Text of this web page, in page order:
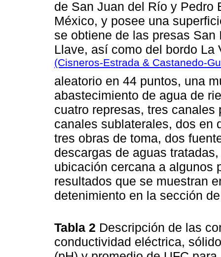
de San Juan del Río y Pedro
México, y posee una
se obtiene de las presas
Llave, así como del bordo La
(Cisneros-Estrada & Castanedo-
aleatorio en 44 puntos, una
abastecimiento de agua de
cuatro represas, tres
canales sublaterales, dos en
tres obras de toma, dos
descargas de aguas
ubicación cercana a algunos
resultados que se muestran
detenimiento en la sección
Tabla 2 Descripción de las
conductividad eléctrica,